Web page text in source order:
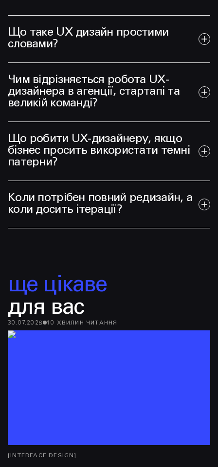
Що таке UX дизайн простими
словами?
Чим відрізняється робота UX-
дизайнера в агенції, стартапі та
великій команді?
Що робити UX-дизайнеру, якщо
бізнес просить використати темні
патерни?
Коли потрібен повний редизайн, а
коли досить ітерації?
ще цікаве
для вас
30.07.2026 10 ХВИЛИН ЧИТАННЯ
[ INTERFACE DESIGN]